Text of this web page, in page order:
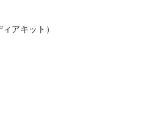
アキット）